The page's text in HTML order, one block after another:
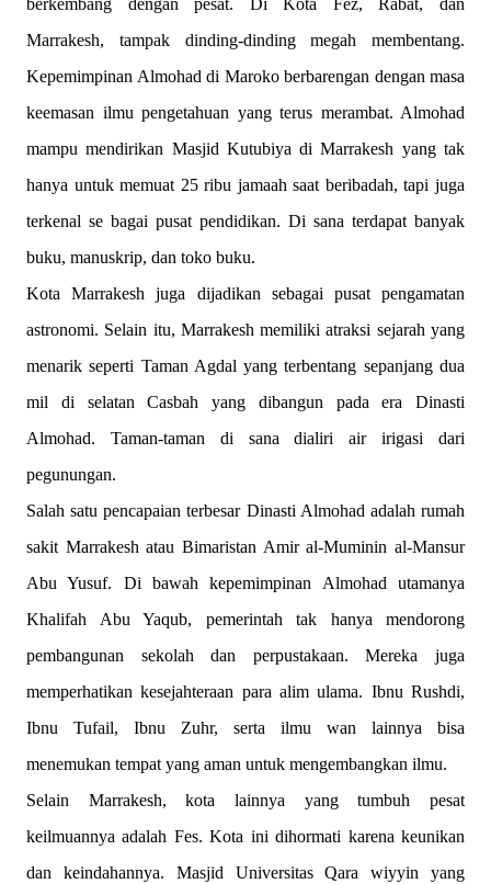
berkembang dengan pesat. Di Kota Fez, Rabat, dan
Marrakesh, tampak dinding-dinding megah membentang.
Kepemimpinan Almohad di Maroko berbarengan dengan masa
keemasan ilmu pengetahuan yang terus merambat. Almohad
mampu mendirikan Masjid Kutubiya di Marrakesh yang tak
hanya untuk memuat 25 ribu jamaah saat beribadah, tapi juga
terkenal se bagai pusat pendidikan. Di sana terdapat banyak
buku, manuskrip, dan toko buku.
Kota Marrakesh juga dijadikan sebagai pusat pengamatan
astronomi. Selain itu, Marrakesh memiliki atraksi sejarah yang
menarik seperti Taman Agdal yang terbentang sepanjang dua
mil di selatan Casbah yang dibangun pada era Dinasti
Almohad. Taman-taman di sana dialiri air irigasi dari
pegunungan.
Salah satu pencapaian terbesar Dinasti Almohad adalah rumah
sakit Marrakesh atau Bimaristan Amir al-Muminin al-Mansur
Abu Yusuf. Di bawah kepemimpinan Almohad utamanya
Khalifah Abu Yaqub, pemerintah tak hanya mendorong
pembangunan sekolah dan perpustakaan. Mereka juga
memperhatikan kesejahteraan para alim ulama. Ibnu Rushdi,
Ibnu Tufail, Ibnu Zuhr, serta ilmu wan lainnya bisa
menemukan tempat yang aman untuk mengembangkan ilmu.
Selain Marrakesh, kota lainnya yang tumbuh pesat
keilmuannya adalah Fes. Kota ini dihormati karena keunikan
dan keindahannya. Masjid Universitas Qara wiyyin yang